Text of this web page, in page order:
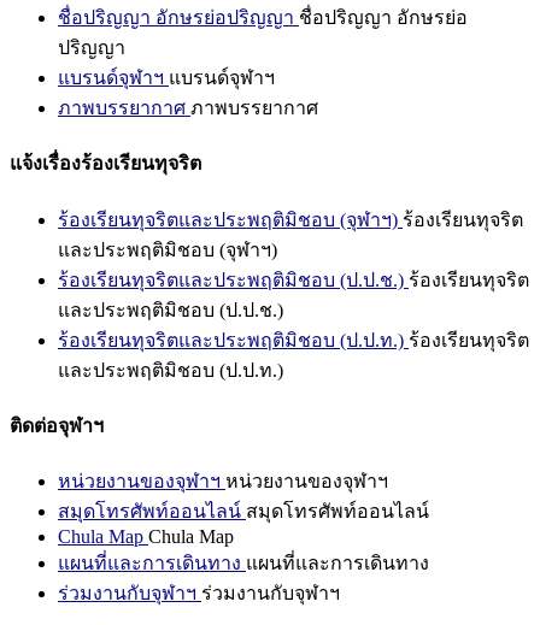
ชื่อปริญญา อักษรย่อปริญญา ชื่อปริญญา อักษรย่อ
ปริญญา
แบรนด์จุฬาฯ แบรนด์จุฬาฯ
ภาพบรรยากาศ ภาพบรรยากาศ
แจ้งเรื่องร้องเรียนทุจริต
ร้องเรียนทุจริตและประพฤติมิชอบ (จุฬาฯ) ร้องเรียนทุจริต
และประพฤติมิชอบ (จุฬาฯ)
ร้องเรียนทุจริตและประพฤติมิชอบ (ป.ป.ช.) ร้องเรียนทุจริต
และประพฤติมิชอบ (ป.ป.ช.)
ร้องเรียนทุจริตและประพฤติมิชอบ (ป.ป.ท.) ร้องเรียนทุจริต
และประพฤติมิชอบ (ป.ป.ท.)
ติดต่อจุฬาฯ
หน่วยงานของจุฬาฯ หน่วยงานของจุฬาฯ
สมุดโทรศัพท์ออนไลน์ สมุดโทรศัพท์ออนไลน์
Chula Map Chula Map
แผนที่และการเดินทาง แผนที่และการเดินทาง
ร่วมงานกับจุฬาฯ ร่วมงานกับจุฬาฯ